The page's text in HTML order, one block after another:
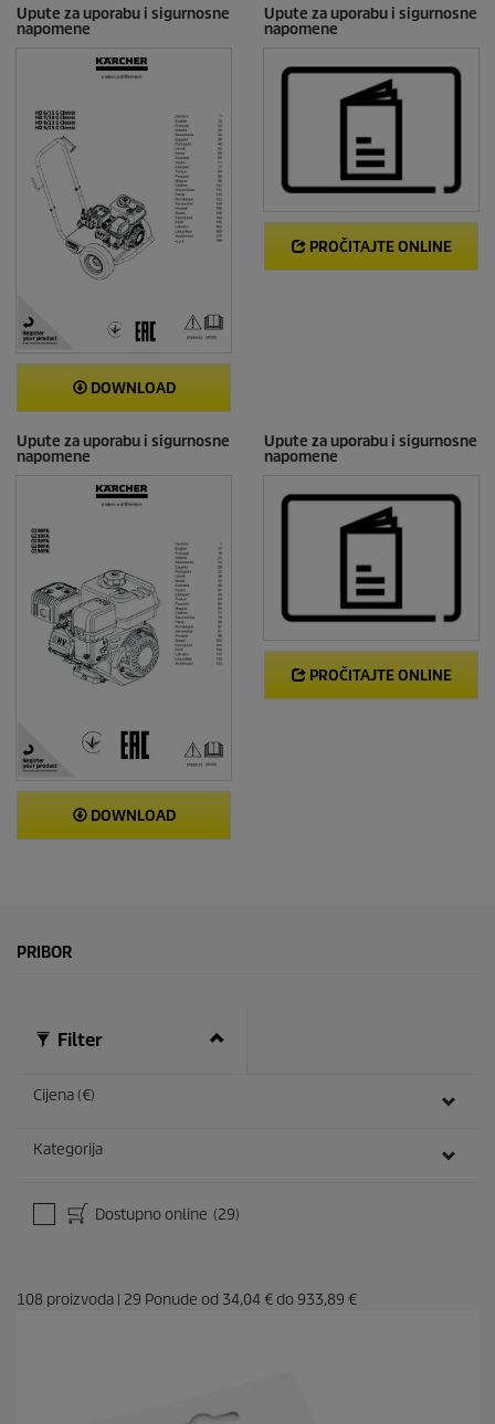
Upute za uporabu i sigurnosne
napomene
DOWNLOAD
Upute za uporabu i sigurnosne
napomene
PROČITAJTE ONLINE
Upute za uporabu i sigurnosne
napomene
DOWNLOAD
Upute za uporabu i sigurnosne
napomene
PROČITAJTE ONLINE
PRIBOR
Filter
Cijena (€)
Kategorija
Dostupno online (29)
108 proizvoda | 29 Ponude od 34,04 €do 933,89 €